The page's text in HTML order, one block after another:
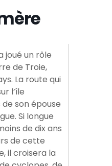
joué un rôle
de Troie,
La route qui
l’île
de son épouse
Si longue
de dix ans
de cette
il croisera la